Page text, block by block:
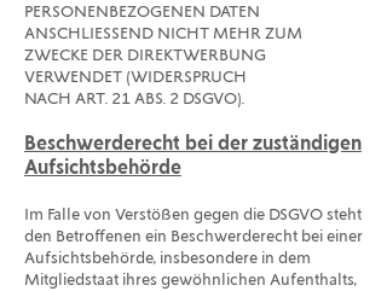
PERSONENBEZOGENEN DATEN
ANSCHLIESSEND NICHT MEHR ZUM
ZWECKE DER DIREKTWERBUNG
VERWENDET (WIDERSPRUCH
NACH ART. 21 ABS. 2 DSGVO).
Beschwerderecht bei der zuständigen
Aufsichtsbehörde
Im Falle von Verstößen gegen die DSGVO steht
den Betroffenen ein Beschwerderecht bei einer
Aufsichtsbehörde, insbesondere in dem
Mitgliedstaat ihres gewöhnlichen Aufenthalts,